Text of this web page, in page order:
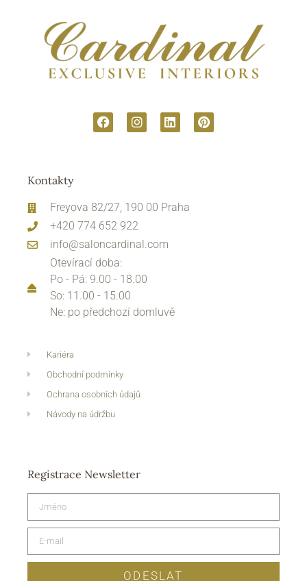
Kontakty
Freyova 82/27, 190 00 Praha
+420 774 652 922
info@saloncardinal.com
Otevírací doba:
Po - Pá: 9.00 - 18.00
So: 11.00 - 15.00
Ne: po předchozí domluvě
Kariéra
Obchodní podmínky
Ochrana osobních údajů
Návody na údržbu
Registrace Newsletter
ODESLAT